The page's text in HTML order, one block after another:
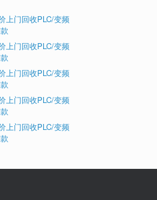
上门回收PLC/变频
上门回收PLC/变频
上门回收PLC/变频
上门回收PLC/变频
上门回收PLC/变频